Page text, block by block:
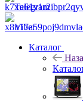
Telegram
Viber
Каталог